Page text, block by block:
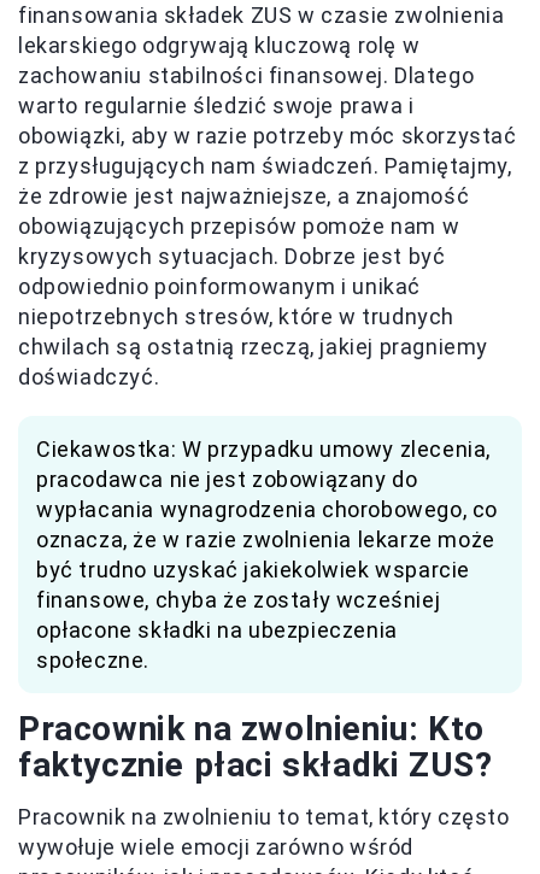
finansowania składek ZUS w czasie zwolnienia
lekarskiego odgrywają kluczową rolę w
zachowaniu stabilności finansowej. Dlatego
warto regularnie śledzić swoje prawa i
obowiązki, aby w razie potrzeby móc skorzystać
z przysługujących nam świadczeń. Pamiętajmy,
że zdrowie jest najważniejsze, a znajomość
obowiązujących przepisów pomoże nam w
kryzysowych sytuacjach. Dobrze jest być
odpowiednio poinformowanym i unikać
niepotrzebnych stresów, które w trudnych
chwilach są ostatnią rzeczą, jakiej pragniemy
doświadczyć.
Ciekawostka: W przypadku umowy zlecenia,
pracodawca nie jest zobowiązany do
wypłacania wynagrodzenia chorobowego, co
oznacza, że w razie zwolnienia lekarze może
być trudno uzyskać jakiekolwiek wsparcie
finansowe, chyba że zostały wcześniej
opłacone składki na ubezpieczenia
społeczne.
Pracownik na zwolnieniu: Kto
faktycznie płaci składki ZUS?
Pracownik na zwolnieniu to temat, który często
wywołuje wiele emocji zarówno wśród